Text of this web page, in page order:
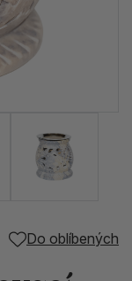
Do oblíbených